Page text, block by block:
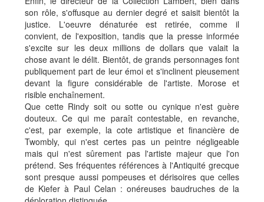
son rôle, s'offusque au dernier degré et saisit bientôt la
justice. L'oeuvre dénaturée est retirée, comme il
convient, de l'exposition, tandis que la presse informée
s'excite sur les deux millions de dollars que valait la
chose avant le délit. Bientôt, de grands personnages font
publiquement part de leur émoi et s'inclinent pieusement
devant la figure considérable de l'artiste. Morose et
risible enchaînement.
Que cette Rindy soit ou sotte ou cynique n'est guère
douteux. Ce qui me paraît contestable, en revanche,
c'est, par exemple, la cote artistique et financière de
Twombly, qui n'est certes pas un peintre négligeable
mais qui n'est sûrement pas l'artiste majeur que l'on
prétend. Ses fréquentes références à l'Antiquité grecque
sont presque aussi pompeuses et dérisoires que celles
de Kiefer à Paul Celan : onéreuses baudruches de la